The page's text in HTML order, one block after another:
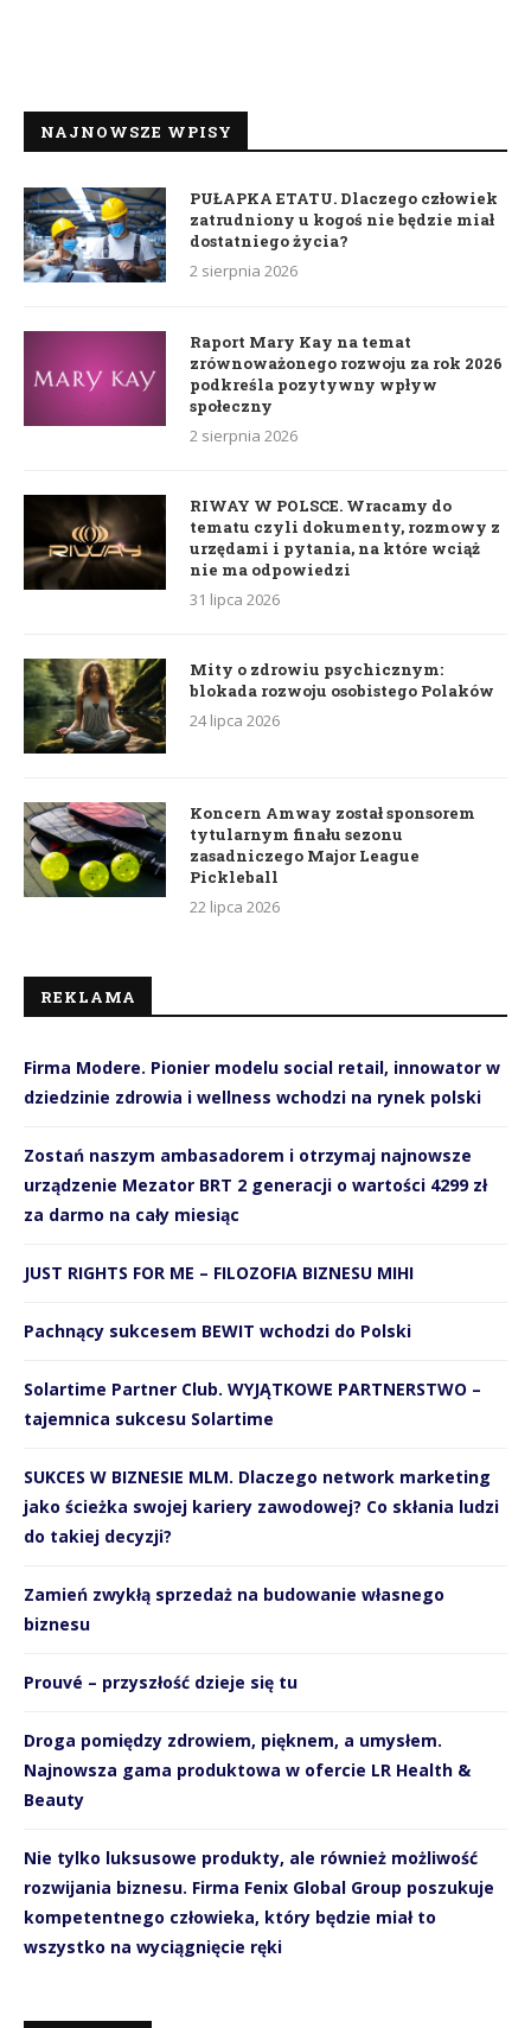
NAJNOWSZE WPISY
PUŁAPKA ETATU. Dlaczego człowiek
zatrudniony u kogoś nie będzie miał
dostatniego życia?
2 sierpnia 2026
Raport Mary Kay na temat
zrównoważonego rozwoju za rok 2026
podkreśla pozytywny wpływ
społeczny
2 sierpnia 2026
RIWAY W POLSCE. Wracamy do
tematu czyli dokumenty, rozmowy z
urzędami i pytania, na które wciąż
nie ma odpowiedzi
31 lipca 2026
Mity o zdrowiu psychicznym:
blokada rozwoju osobistego Polaków
24 lipca 2026
Koncern Amway został sponsorem
tytularnym finału sezonu
zasadniczego Major League
Pickleball
22 lipca 2026
REKLAMA
Firma Modere. Pionier modelu social retail, innowator w
dziedzinie zdrowia i wellness wchodzi na rynek polski
Zostań naszym ambasadorem i otrzymaj najnowsze
urządzenie Mezator BRT 2 generacji o wartości 4299 zł
za darmo na cały miesiąc
JUST RIGHTS FOR ME – FILOZOFIA BIZNESU MIHI
Pachnący sukcesem BEWIT wchodzi do Polski
Solartime Partner Club. WYJĄTKOWE PARTNERSTWO –
tajemnica sukcesu Solartime
SUKCES W BIZNESIE MLM. Dlaczego network marketing
jako ścieżka swojej kariery zawodowej? Co skłania ludzi
do takiej decyzji?
Zamień zwykłą sprzedaż na budowanie własnego
biznesu
Prouvé – przyszłość dzieje się tu
Droga pomiędzy zdrowiem, pięknem, a umysłem.
Najnowsza gama produktowa w ofercie LR Health &
Beauty
Nie tylko luksusowe produkty, ale również możliwość
rozwijania biznesu. Firma Fenix Global Group poszukuje
kompetentnego człowieka, który będzie miał to
wszystko na wyciągnięcie ręki